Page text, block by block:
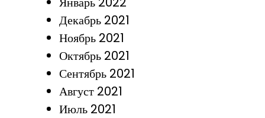
Декабрь 2021
Ноябрь 2021
Октябрь 2021
Сентябрь 2021
Август 2021
Июль 2021